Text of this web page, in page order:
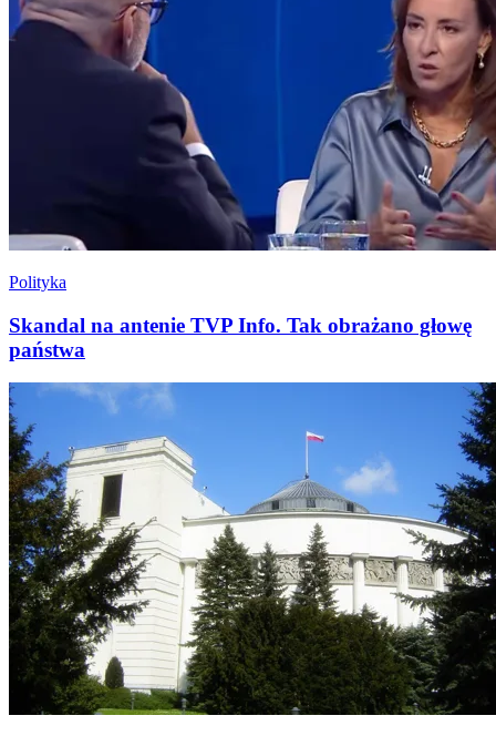
Polityka
Skandal na antenie TVP Info. Tak obrażano głowę
państwa